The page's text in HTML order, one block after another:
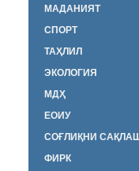
МАДАНИЯТ
СПОРТ
ТАҲЛИЛ
ЭКОЛОГИЯ
МДҲ
ЕОИУ
СОҒЛИҚНИ
ФИРК